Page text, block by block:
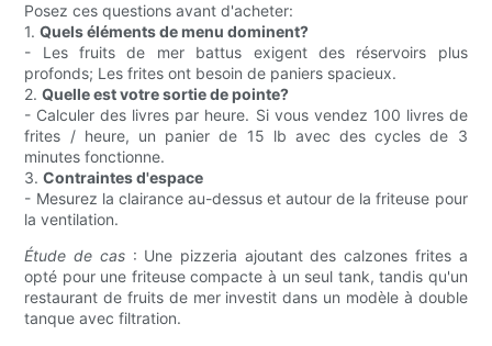
Posez ces questions avant d'acheter:
1.Quels éléments de menu dominent?
- Les fruits de mer battus exigent des réservoirs plus
profonds; Les frites ont besoin de paniers spacieux.
2.Quelle est votre sortie de pointe?
- Calculer des livres par heure. Si vous vendez 100 livres de
frites / heure, un panier de 15 lb avec des cycles de 3
minutes fonctionne.
3.Contraintes d'espace
- Mesurez la clairance au-dessus et autour de la friteuse pour
la ventilation.
Étude de cas : Une pizzeria ajoutant des calzones frites a
opté pour une friteuse compacte à un seul tank, tandis qu'un
restaurant de fruits de mer investit dans un modèle à double
tanque avec filtration.